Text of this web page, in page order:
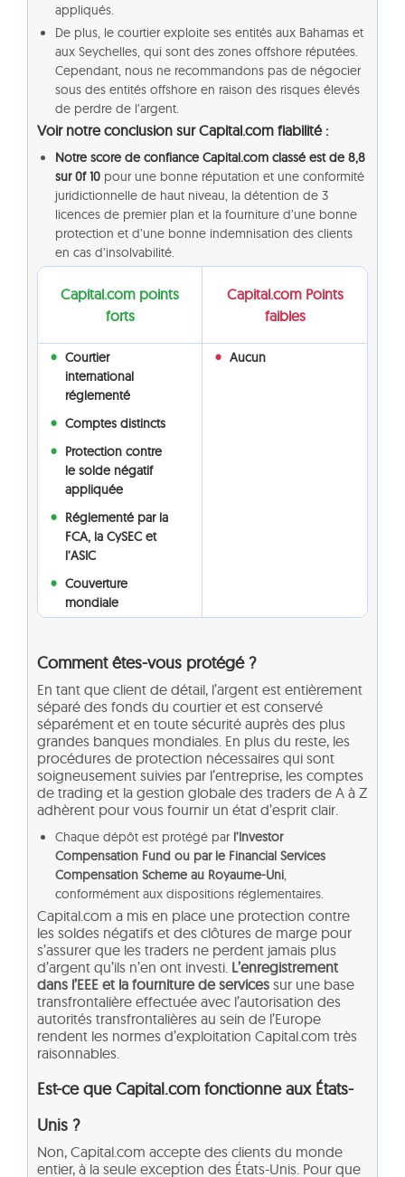
appliqués.
De plus, le courtier exploite ses entités aux Bahamas et
aux Seychelles, qui sont des zones offshore réputées.
Cependant, nous ne recommandons pas de négocier
sous des entités offshore en raison des risques élevés
de perdre de l’argent.
Voir notre conclusion sur Capital.com fiabilité :
Notre score de confiance Capital.com classé est de 8,8
sur 0f 10 pour une bonne réputation et une conformité
juridictionnelle de haut niveau, la détention de 3
licences de premier plan et la fourniture d’une bonne
protection et d’une bonne indemnisation des clients
en cas d’insolvabilité.
Capital.com points
forts
Capital.com Points
faibles
Courtier
international
réglementé
Aucun
Comptes distincts
Protection contre
le solde négatif
appliquée
Réglementé par la
FCA, la CySEC et
l’ASIC
Couverture
mondiale
Comment êtes-vous protégé ?
En tant que client de détail, l’argent est entièrement
séparé des fonds du courtier et est conservé
séparément et en toute sécurité auprès des plus
grandes banques mondiales. En plus du reste, les
procédures de protection nécessaires qui sont
soigneusement suivies par l’entreprise, les comptes
de trading et la gestion globale des traders de A à Z
adhèrent pour vous fournir un état d’esprit clair.
Chaque dépôt est protégé parl’Investor
Compensation Fund ou par le Financial Services
Compensation Scheme au Royaume-Uni,
conformément aux dispositions réglementaires.
Capital.com a mis en place une protection contre
les soldes négatifs et des clôtures de marge pour
s’assurer que les traders ne perdent jamais plus
d’argent qu’ils n’en ont investi. L’enregistrement
dans l’EEE et la fourniture de services sur une base
transfrontalière effectuée avec l’autorisation des
autorités transfrontalières au sein de l’Europe
rendent les normes d’exploitation Capital.com très
raisonnables.
Est-ce que Capital.com fonctionne aux États-
Unis ?
Non, Capital.com accepte des clients du monde
entier, à la seule exception des États-Unis. Pour que